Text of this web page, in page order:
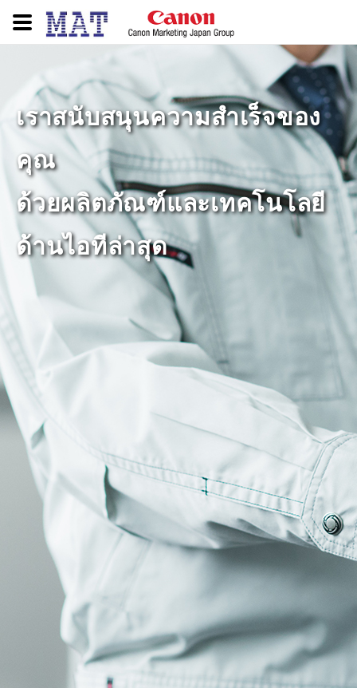
เราสนับสนุนความสำเร็จของ
คุณ
ด้วยผลิตภัณฑ์และเทคโนโลยี
ด้านไอทีล่าสุด